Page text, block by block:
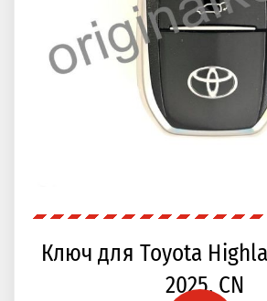
Ключ для Toyota
2025, CN